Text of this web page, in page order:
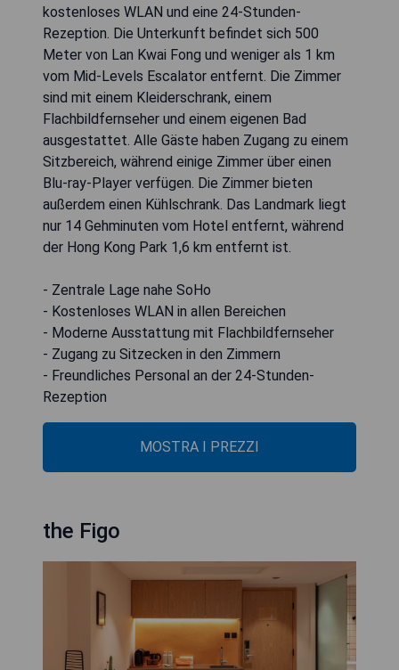
kostenloses WLAN und eine 24-Stunden-
Rezeption. Die Unterkunft befindet sich 500
Meter von Lan Kwai Fong und weniger als 1 km
vom Mid-Levels Escalator entfernt. Die Zimmer
sind mit einem Kleiderschrank, einem
Flachbildfernseher und einem eigenen Bad
ausgestattet. Alle Gäste haben Zugang zu einem
Sitzbereich, während einige Zimmer über einen
Blu-ray-Player verfügen. Die Zimmer bieten
außerdem einen Kühlschrank. Das Landmark liegt
nur 14 Gehminuten vom Hotel entfernt, während
der Hong Kong Park 1,6 km entfernt ist.
- Zentrale Lage nahe SoHo
- Kostenloses WLAN in allen Bereichen
- Moderne Ausstattung mit Flachbildfernseher
- Zugang zu Sitzecken in den Zimmern
- Freundliches Personal an der 24-Stunden-
Rezeption
MOSTRA I PREZZI
the Figo